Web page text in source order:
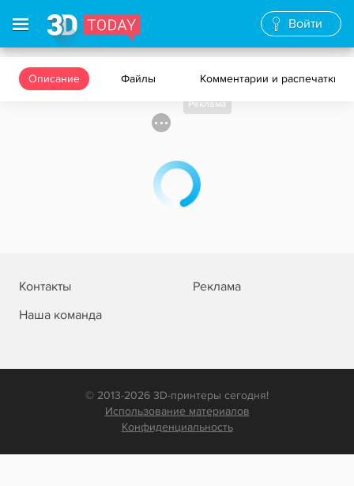
Войти
Описание Файлы Комментарии и распечатки
Реклама
Контакты
Реклама
Наша команда
© 2013-2026 3D-принтеры сегодня!
Использование материалов
Конфиденциальность